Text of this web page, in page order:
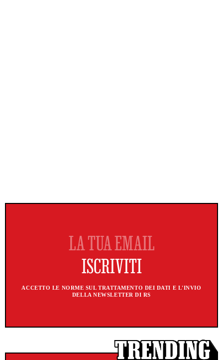
ACCETTO LE NORME SUL TRATTAMENTO DEI DATI E L'INVIO
DELLA NEWSLETTER DI RS